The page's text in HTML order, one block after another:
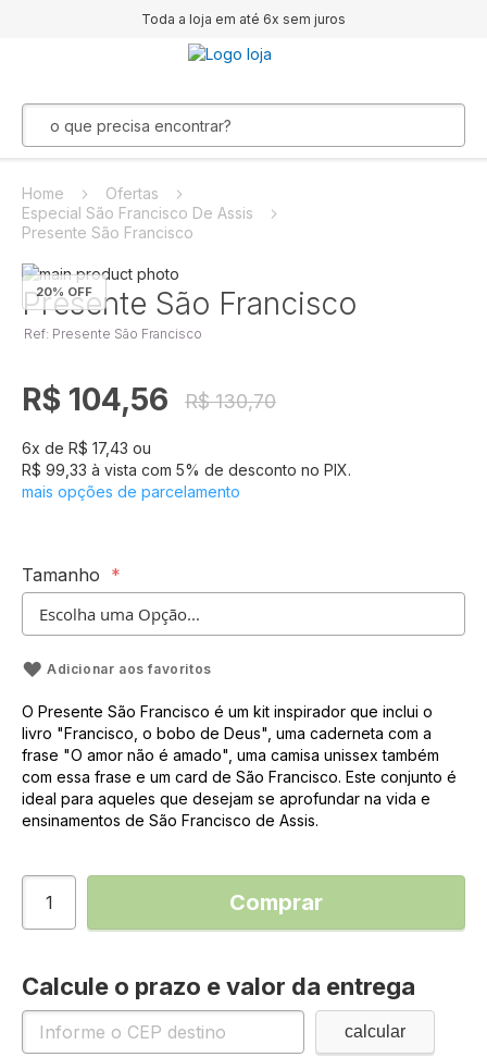
Toda a loja em até 6x sem juros
Home
Ofertas
Especial São Francisco De Assis
Presente São Francisco
20% OFF
Pular
para
o
final
Galeria
de
Saltar
para
o
Galeria
imagens
Presente São Francisco
Ref: Presente São Francisco
R$ 104,56 R$ 130,70
6x de R$ 17,43 ou
R$ 99,33 à vista com 5% de desconto no PIX.
mais opções de parcelamento
Tamanho
Adicionar aos favoritos
O Presente São Francisco é um kit inspirador que inclui o
livro "Francisco, o bobo de Deus", uma caderneta com a
frase "O amor não é amado", uma camisa unissex também
com essa frase e um card de São Francisco. Este conjunto é
ideal para aqueles que desejam se aprofundar na vida e
ensinamentos de São Francisco de Assis.
Comprar
Calcule o prazo e valor da entrega